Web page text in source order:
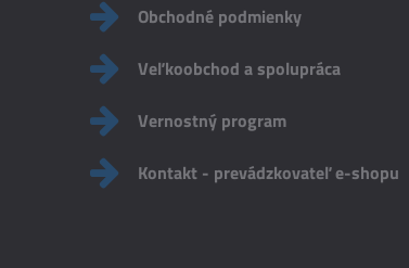
Obchodné podmienky
Veľkoobchod a spolupráca
Vernostný program
Kontakt - prevádzkovateľ e-shopu